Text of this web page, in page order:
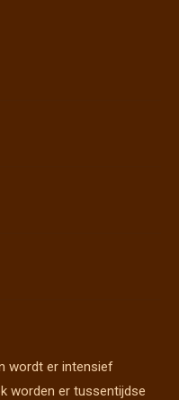
wordt er intensief
worden er tussentijdse